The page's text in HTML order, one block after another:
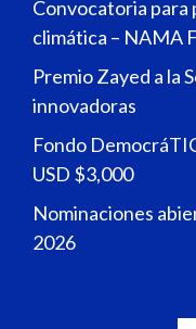
Convocatoria
climática – NAMA
Premio Zayed a la
innovadoras
Fondo
USD $3,000
Nominaciones
2026